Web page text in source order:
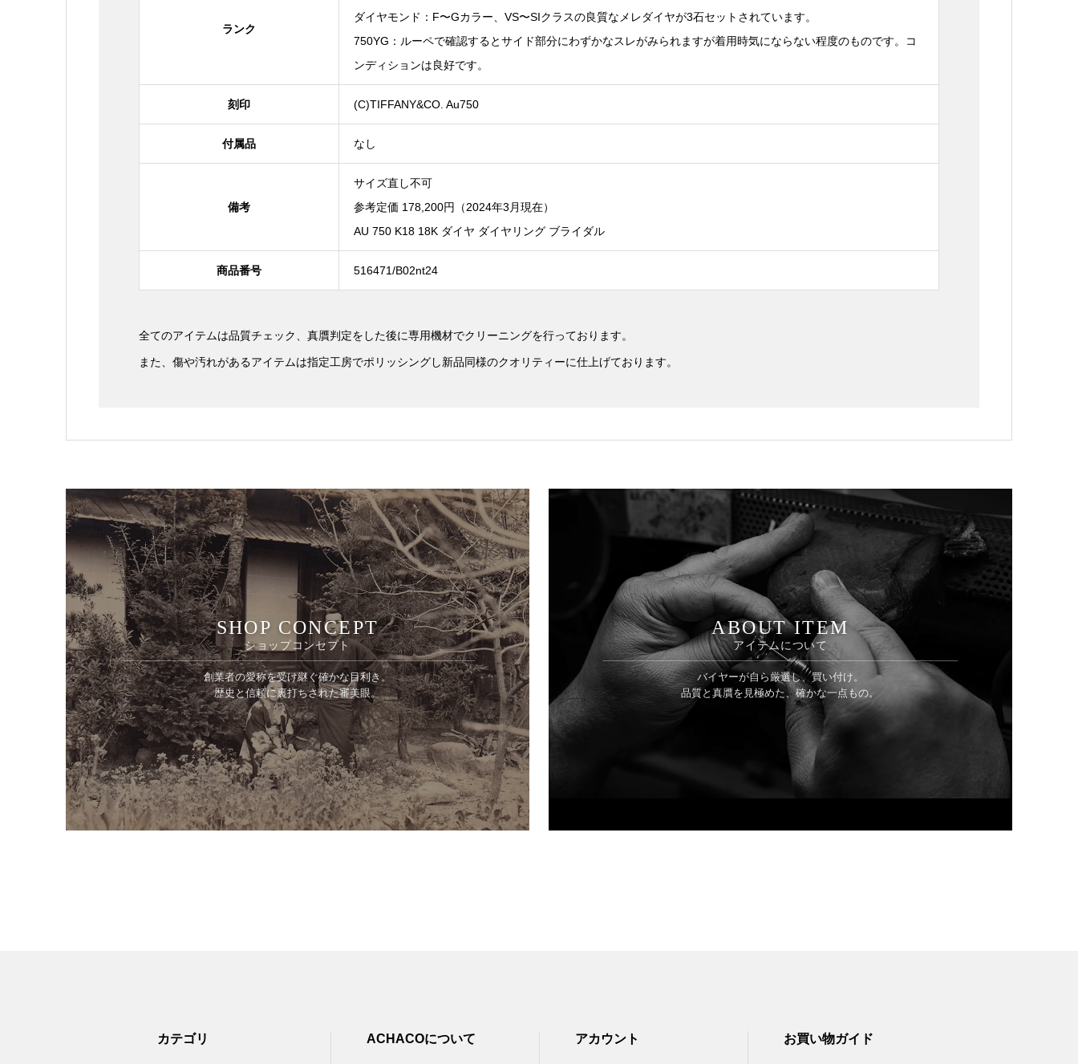
全てのアイテムは品質チェック、真贋判定をした後に専用機材でクリーニングを行っております。
また、傷や汚れがあるアイテムは指定工房でポリッシングし新品同様のクオリティーに仕上げております。
ランク
ダイヤモンド：F〜Gカラー、VS〜SIクラスの良質なメレダイヤが3石セットされています。
750YG：ルーペで確認するとサイド部分にわずかなスレがみられますが着用時気にならない程度のものです。コ
ンディションは良好です。
刻印 (C)TIFFANY&CO. Au750
付属品 なし
備考
サイズ直し不可
参考定価 178,200円（2024年3月現在）
AU 750 K18 18K ダイヤ ダイヤリング ブライダル
商品番号 516471/B02nt24
SHOP CONCEPT
ショップコンセプト
創業者の愛称を受け継ぐ確かな目利き。
歴史と信頼に裏打ちされた審美眼。
ABOUT ITEM
アイテムについて
バイヤーが自ら厳選し、買い付け。
品質と真贋を見極めた、確かな一点もの。
カテゴリ ACHACOについて アカウント お買い物ガイド